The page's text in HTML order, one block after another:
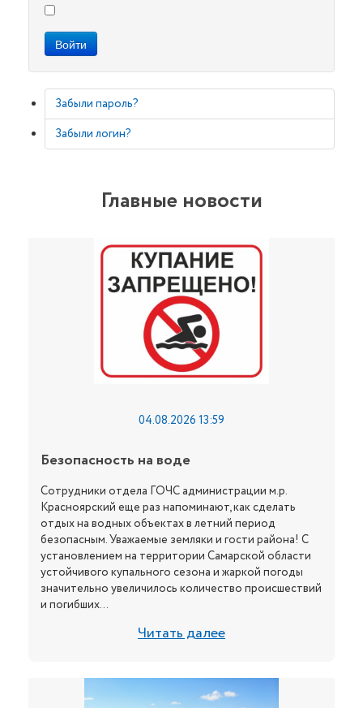
Войти
Забыли пароль?
Забыли логин?
Главные новости
04.08.2026 13:59
Безопасность на воде
Сотрудники отдела ГОЧС администрации м.р.
Красноярский еще раз напоминают, как сделать
отдых на водных объектах в летний период
безопасным. Уважаемые земляки и гости района! С
установлением на территории Самарской области
устойчивого купального сезона и жаркой погоды
значительно увеличилось количество происшествий
и погибших...
Читать далее